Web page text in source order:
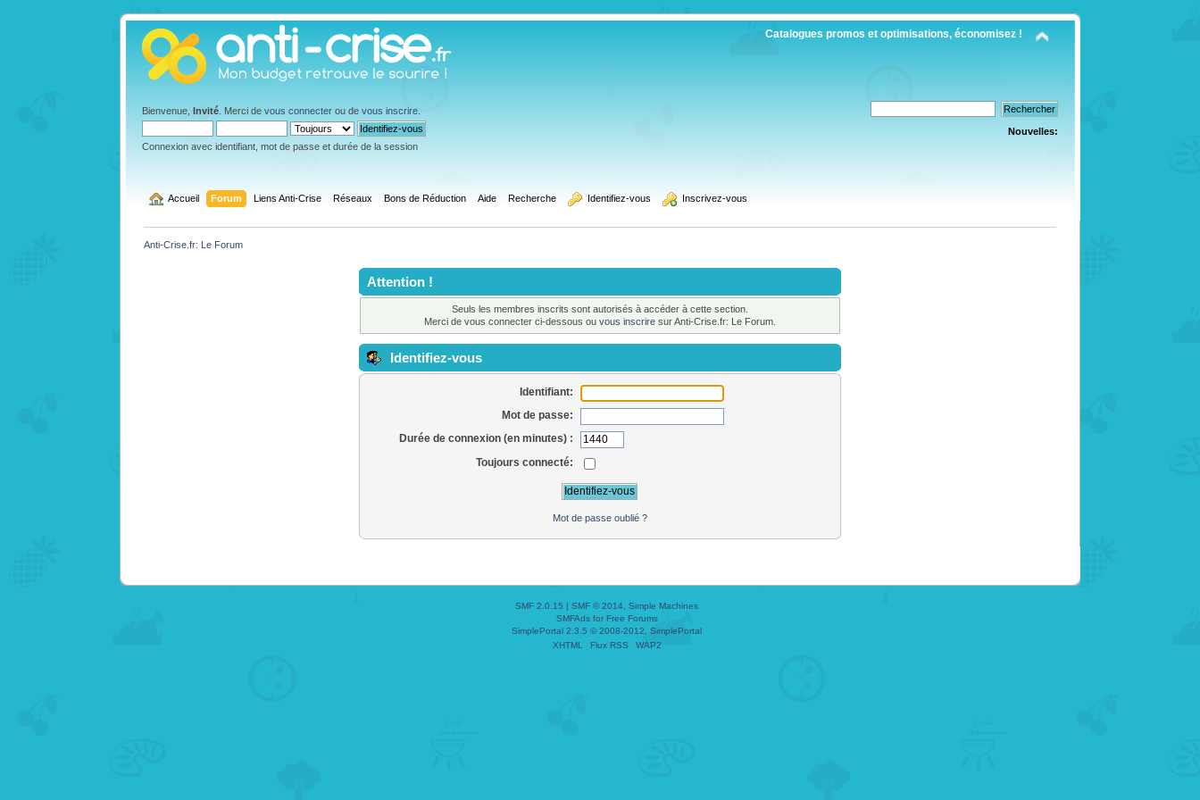
Catalogues promos et optimisations, économisez !
Bienvenue,Invité . Merci devous connecter ou devous inscrire
Connexion avec identifiant, mot de passe et durée de la session
Nouvelles:
Accueil Forum Liens Anti-Crise Réseaux Bons de Réduction Aide Recherche Identifiez-vous Inscrivez-vous
Anti-Crise.fr: Le Forum
Attention !
Seuls les membres inscrits sont autorisés à accéder à cette section.
Merci de vous connecter ci-dessous ou vous inscriresur Anti-Crise.fr: Le Forum.
Identifiez-vous
Identifiant:
Mot de passe:
Durée de connexion (en minutes) :
Toujours connecté:
Mot de passe oublié ?
SMF 2.0.15 | SMF © 2014
Simple Machines
SMFAdsfor Free Forums
SimplePortal 2.3.5 © 2008-2012, SimplePortal
XHTML
Flux RSS WAP2